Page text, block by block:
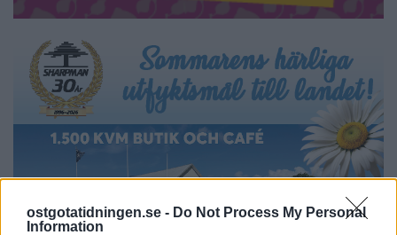
ostgotatidningen.se - Do Not Process My Personal
Information